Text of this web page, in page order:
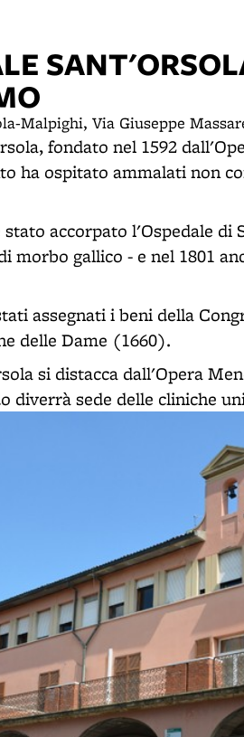
Malpighi, Via Giuseppe
fondato nel 1592
ha ospitato ammalati non
stato accorpato l'Ospedale di
morbo gallico - e nel 1801
assegnati i beni della
delle Dame (1660).
si distacca dall'Opera
diverrà sede delle cliniche